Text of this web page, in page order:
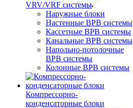
VRV/VRF системы
Наружные блоки
Настенные ВРВ системы
Кассетные ВРВ системы
Канальные ВРВ системы
Напольно-потолочные
ВРВ системы
Колонные ВРВ системы
Компрессорно-
конденсаторные блоки